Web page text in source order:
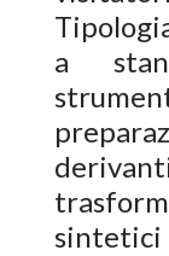
a
sintetici